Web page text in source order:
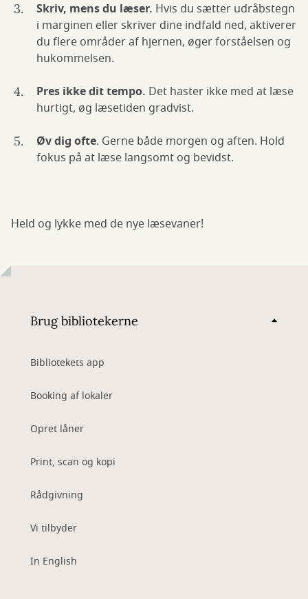
Skriv, mens du læser. Hvis du sætter udråbstegn
i marginen eller skriver dine indfald ned, aktiverer
du flere områder af hjernen, øger forståelsen og
hukommelsen.
Pres ikke dit tempo. Det haster ikke med at læse
hurtigt, øg læsetiden gradvist.
Øv dig ofte. Gerne både morgen og aften. Hold
fokus på at læse langsomt og bevidst.
Held og lykke med de nye læsevaner!
Brug bibliotekerne
Bibliotekets app
Booking af lokaler
Opret låner
Print, scan og kopi
Rådgivning
Vi tilbyder
In English